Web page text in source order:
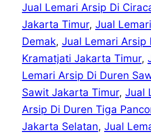
Jual Lemari Arsip Di
Jakarta Timur, Jual
Demak, Jual Lemari Arsip
Kramatjati Jakarta Timur,
Lemari Arsip Di Duren
Sawit Jakarta Timur, Jual
Arsip Di Duren Tiga
Jakarta Selatan, Jual